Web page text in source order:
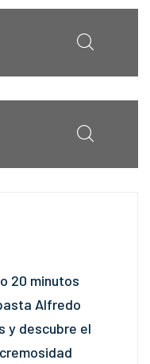
20 minutos
Alfredo
y descubre el